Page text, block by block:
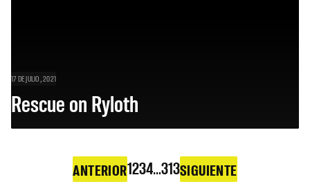
17 DE JULIO, 2021
Rescue on Ryloth
ANTERIOR1234…313SIGUIENTE